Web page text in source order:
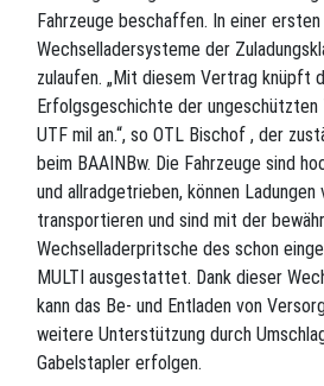
Fahrzeuge beschaffen. In einer
Wechselladersysteme der
zulaufen. „Mit diesem Vertrag knüpft
Erfolgsgeschichte der ungeschützten
UTF mil an.“, so OTL Bischof , der
beim BAAINBw. Die Fahrzeuge sind
und allradgetrieben, können Ladungen
transportieren und sind mit der
Wechselladerpritsche des schon
MULTI ausgestattet. Dank dieser
kann das Be- und Entladen von
weitere Unterstützung durch
Gabelstapler erfolgen.